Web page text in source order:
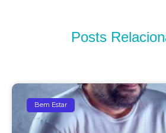
Posts
Bem Estar